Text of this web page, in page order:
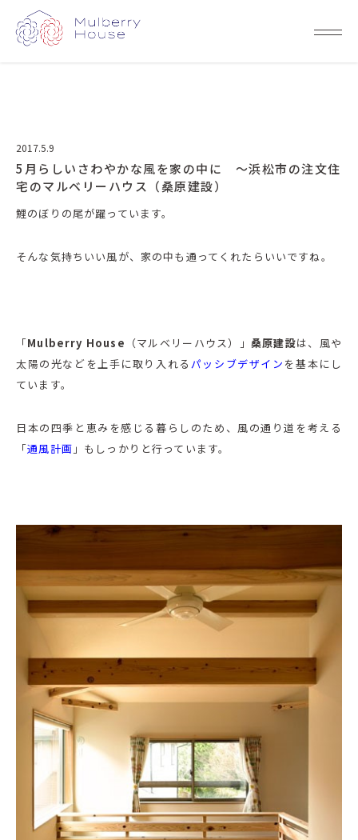
2017.5.9
5月らしいさわやかな風を家の中に ～浜松市の注文住
宅のマルベリーハウス（桑原建設）
鯉のぼりの尾が躍っています。
そんな気持ちいい風が、家の中も通ってくれたらいいですね。
「Mulberry House （マルベリーハウス）」 桑原建設は、風や
太陽の光などを上手に取り入れる パッシブデザイン を基本にし
ています。
日本の四季と恵みを感じる暮らしのため、風の通り道を考える
「通風計画 」もしっかりと行っています。